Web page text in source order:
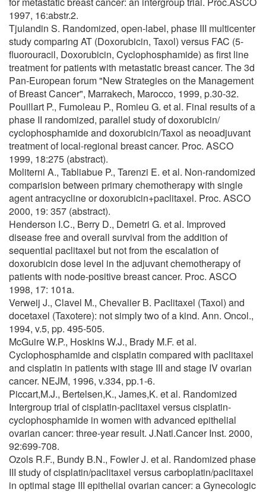
1997, 16:abstr.2.
Tjulandin S. Randomized, open-label, phase III multicenter
study comparing AT (Doxorubicin, Taxol) versus FAC (5-
fluorouracil, Doxorubicin, Cyclophosphamide) as first line
treatment for patients with metastatic breast cancer. The 3d
Pan-European forum "New Strategies on the Management
of Breast Cancer", Marrakech, Marocco, 1999, p.30-32.
Pouillart P., Fumoleau P., Romieu G. et al. Final results of a
phase II randomized, parallel study of doxorubicin/
cyclophosphamide and doxorubicin/Taxol as neoadjuvant
treatment of local-regional breast cancer. Proc. ASCO
1999, 18:275 (abstract).
Moliterni A., Tabliabue P., Tarenzi E. et al. Non-randomized
comparision between primary chemotherapy with single
agent antracycline or doxorubicin+paclitaxel. Proc. ASCO
2000, 19: 357 (abstract).
Henderson I.C., Berry D., Demetri G. et al. Improved
disease free and overall survival from the addition of
sequential paclitaxel but not from the escalation of
doxorubicin dose level in the adjuvant chemotherapy of
patients with node-positive breast cancer. Proc. ASCO
1998, 17: 101a.
Verweij J., Clavel M., Chevalier B. Paclitaxel (Taxol) and
docetaxel (Taxotere): not simply two of a kind. Ann. Oncol.,
1994, v.5, pp. 495-505.
McGuire W.P., Hoskins W.J., Brady M.F. et al.
Cyclophosphamide and cisplatin compared with paclitaxel
and cisplatin in patients with stage III and stage IV ovarian
cancer. NEJM, 1996, v.334, pp.1-6.
Piccart,M.J., Bertelsen,K., James,K. et al. Randomized
Intergroup trial of cisplatin-paclitaxel versus cisplatin-
cyclophosphamide in women with advanced epithelial
ovarian cancer: three-year result. J.Natl.Cancer Inst. 2000,
92:699-708.
Ozols R.F., Bundy B.N., Fowler J. et al. Randomized phase
III study of cisplatin/paclitaxel versus carboplatin/paclitaxel
in optimal stage III epithelial ovarian cancer: a Gynecologic